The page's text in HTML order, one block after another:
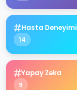
Hasta Deneyimi
14
Yapay Zeka
9